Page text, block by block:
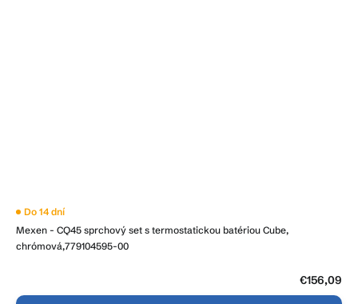
Mexen - CQ45 sprchový set s termostatickou batériou Cube,
chrómová,779104595-00
Do 14 dní
€156,09